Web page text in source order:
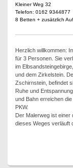
Kleiner Weg 32
Telefon: 0162 9344877
8 Betten + zusätzlich
Herzlich willkommen:
für 3 Personen. Sie
im
und dem Zirkelstein.
Zschirnstein, befindet
Ruhe und
und Bahn erreichen
PKW.
Der Malerweg ist
dieses Weges verläuft